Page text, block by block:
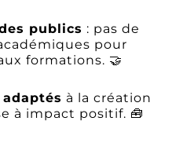
publics : pas de
pour
formations. 🤝
à la création
à impact positif. 🧰